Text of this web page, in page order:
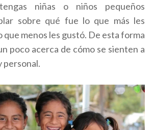
niñas o niños pequeños
sobre qué fue lo que más les
que menos les gustó. De esta forma
poco acerca de cómo se sienten a
personal.